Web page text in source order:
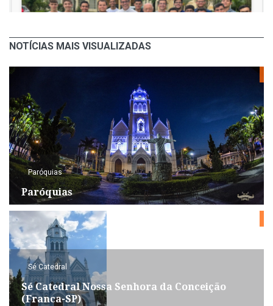
NOTÍCIAS MAIS VISUALIZADAS
Paróquias
Paróquias
Sé Catedral
Sé Catedral Nossa Senhora da Conceição
(Franca-SP)